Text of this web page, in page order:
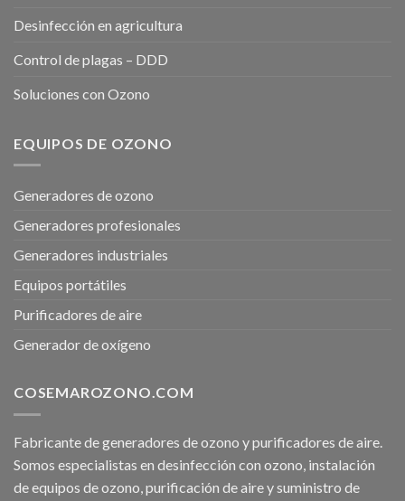
Desinfección en agricultura
Control de plagas – DDD
Soluciones con Ozono
EQUIPOS DE OZONO
Generadores de ozono
Generadores profesionales
Generadores industriales
Equipos portátiles
Purificadores de aire
Generador de oxígeno
COSEMAROZONO.COM
Fabricante de generadores de ozono y purificadores de aire.
Somos especialistas en desinfección con ozono, instalación
de equipos de ozono, purificación de aire y suministro de